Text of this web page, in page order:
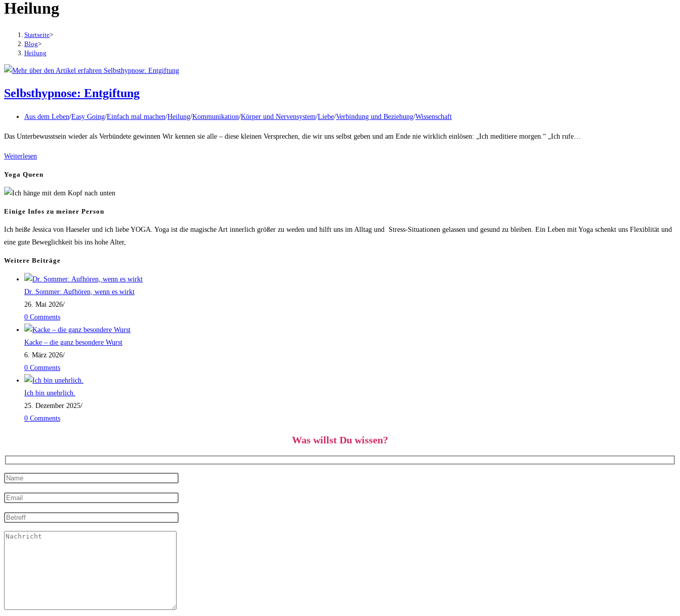
Heilung
Startseite>
Blog>
Heilung
Selbsthypnose: Entgiftung
Beitrags-
Aus dem Leben/Easy Going/Einfach mal machen/Heilung/Kommunikation/Körper und Nervensystem/Liebe/Verbindung und Beziehung/Wissenschaft
Das Unterbewusstsein wieder als Verbündete gewinnen Wir kennen sie alle – diese kleinen Versprechen, die wir uns selbst geben und am Ende nie wirklich einlösen: „Ich meditiere morgen.“ „Ich rufe…
Weiterlesen
Yoga Queen
Einige Infos zu meiner Person
Ich heiße Jessica von Haeseler und ich liebe YOGA. Yoga ist die magische Art innerlich größer zu weden und hilft uns im Alltag und Stress-Situationen gelassen und gesund zu bleiben. Ein Leben mit Yoga schenkt uns Flexiblität und
eine gute Beweglichkeit bis ins hohe Alter,
Weitere Beiträge
Dr. Sommer: Aufhören, wenn es wirkt
26. Mai 2026/
0 Comments
Kacke – die ganz besondere Wurst
6. März 2026/
0 Comments
Ich bin unehrlich.
25. Dezember 2025/
0 Comments
Was willst Du wissen?